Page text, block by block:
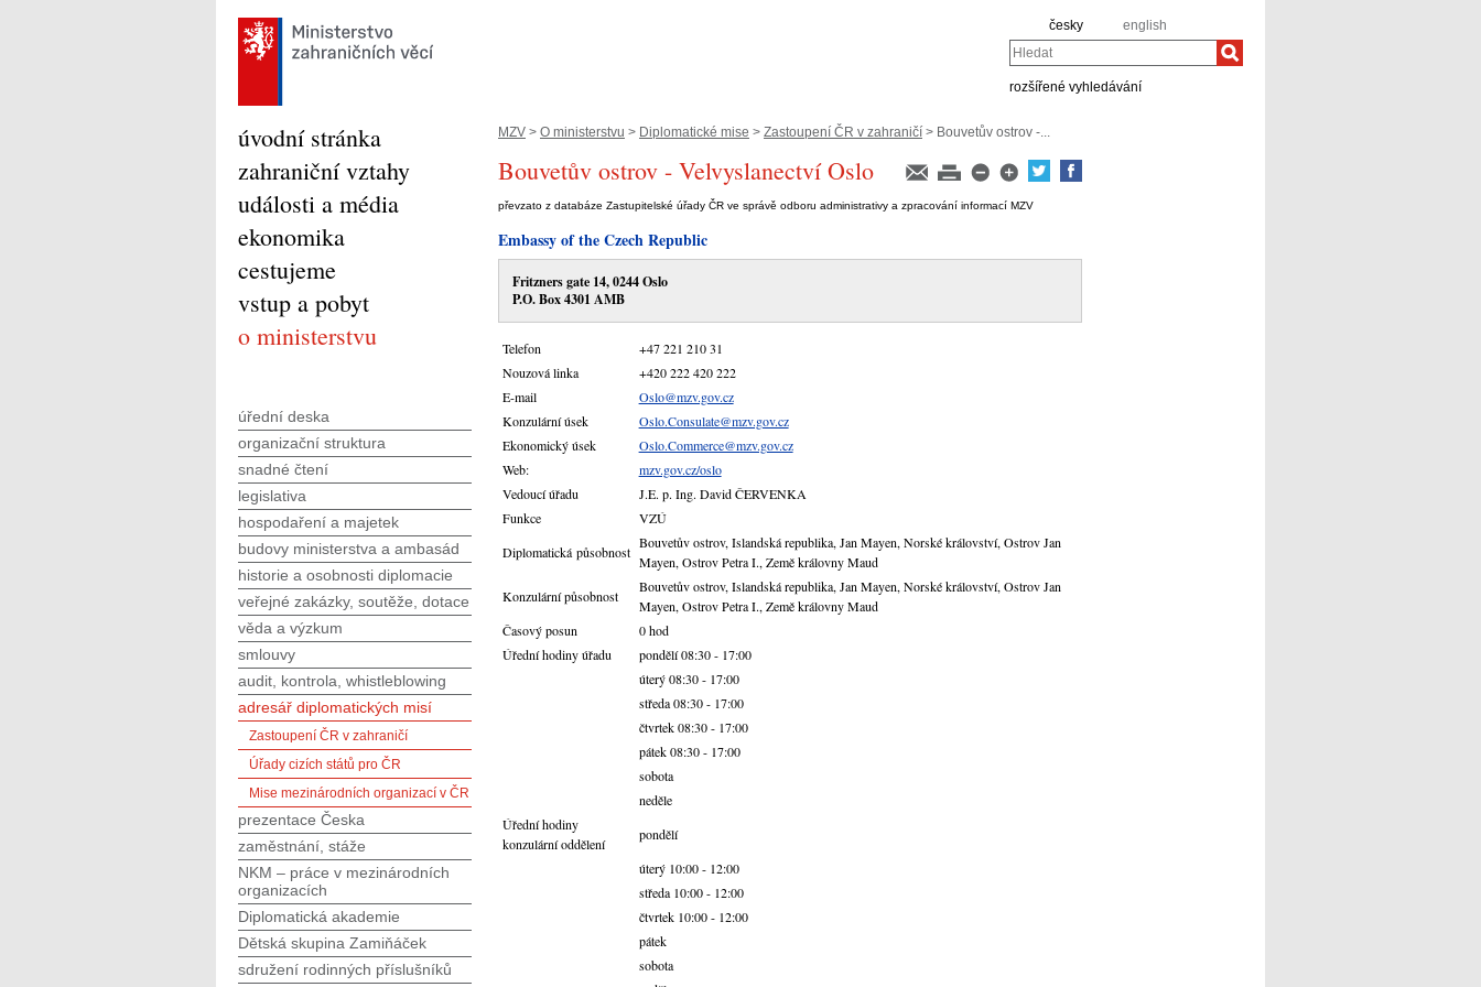
česky english
Hledat
rozšířené vyhledávání
MZV > O ministerstvu > Diplomatické mise > Zastoupení ČR v zahraničí > Bouvetův ostrov -...
Bouvetův ostrov - Velvyslanectví Oslo
převzato z databáze Zastupitelské úřady ČR ve správě odboru administrativy a zpracování informací MZV
Embassy of the Czech Republic
Fritzners gate 14, 0244 Oslo
P.O. Box 4301 AMB
Telefon
+47 221 210 31
Nouzová linka
+420 222 420 222
E-mail
Oslo@mzv.gov.cz
Konzulární úsek
Oslo.Consulate@mzv.gov.cz
Ekonomický úsek
Oslo.Commerce@mzv.gov.cz
Web:
mzv.gov.cz/oslo
Vedoucí úřadu
J.E. p. Ing. David ČERVENKA
Funkce
VZÚ
Diplomatická působnost
Bouvetův ostrov, Islandská republika, Jan Mayen, Norské království, Ostrov Jan
Mayen, Ostrov Petra I., Země královny Maud
Konzulární působnost
Bouvetův ostrov, Islandská republika, Jan Mayen, Norské království, Ostrov Jan
Mayen, Ostrov Petra I., Země královny Maud
Časový posun
0 hod
Úřední hodiny úřadu
pondělí 08:30 - 17:00
úterý 08:30 - 17:00
středa 08:30 - 17:00
čtvrtek 08:30 - 17:00
pátek 08:30 - 17:00
sobota
neděle
Úřední hodiny
konzulární oddělení
pondělí
úterý 10:00 - 12:00
středa 10:00 - 12:00
čtvrtek 10:00 - 12:00
pátek
sobota
úvodní stránka
zahraniční vztahy
události a média
ekonomika
cestujeme
vstup a pobyt
o ministerstvu
úřední deska
organizační struktura
snadné čtení
legislativa
hospodaření a majetek
budovy ministerstva a ambasád
historie a osobnosti diplomacie
veřejné zakázky, soutěže, dotace
věda a výzkum
smlouvy
audit, kontrola, whistleblowing
adresář diplomatických misí
Zastoupení ČR v zahraničí
Úřady cizích států pro ČR
Mise mezinárodních organizací v ČR
prezentace Česka
zaměstnání, stáže
NKM – práce v mezinárodních
organizacích
Diplomatická akademie
Dětská skupina Zamiňáček
sdružení rodinných příslušníků